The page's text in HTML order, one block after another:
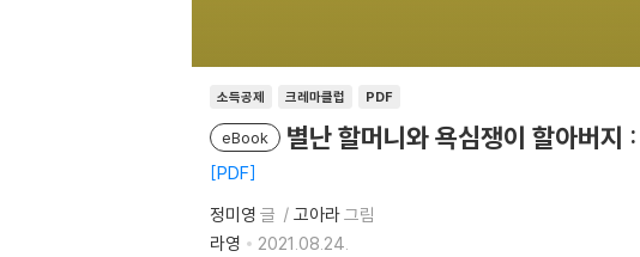
소득공제 크레마클럽 PDF
eBook 별난 할머니와 욕심쟁이 할아버지
PDF
정미영 글 고아라그림
라영
2021.08.24.